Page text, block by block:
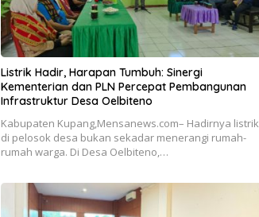
Listrik Hadir, Harapan Tumbuh: Sinergi
Kementerian dan PLN Percepat Pembangunan
Infrastruktur Desa Oelbiteno
Kabupaten Kupang,Mensanews.com– Hadirnya listrik
di pelosok desa bukan sekadar menerangi rumah-
rumah warga. Di Desa Oelbiteno,…